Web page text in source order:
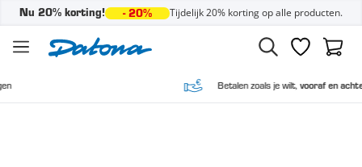
Nu 20% korting! - 20% Tijdelijk 20% korting op alle producten.
Verlanglijst
Betalen zoals je wilt,vooraf en achteraf